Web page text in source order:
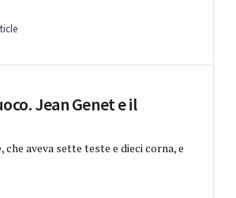
Jean Genet e il
che aveva sette teste e dieci corna, e